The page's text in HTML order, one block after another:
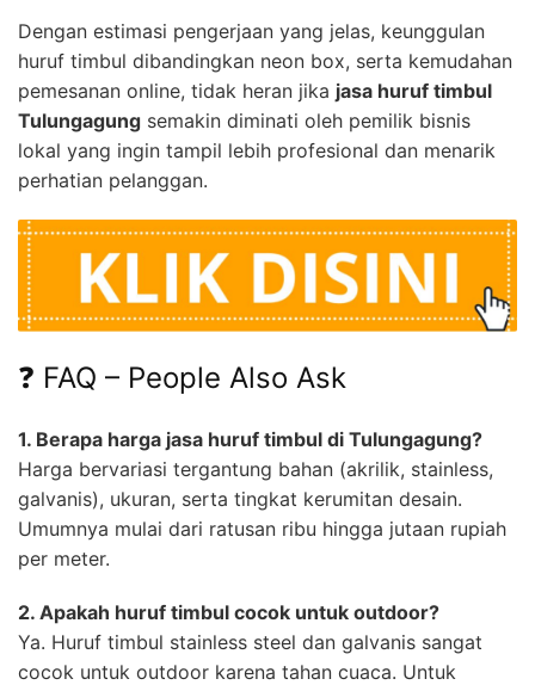
Dengan estimasi pengerjaan yang jelas, keunggulan
huruf timbul dibandingkan neon box, serta kemudahan
pemesanan online, tidak heran jika jasa huruf timbul
Tulungagung semakin diminati oleh pemilik bisnis
lokal yang ingin tampil lebih profesional dan menarik
perhatian pelanggan.
❓ FAQ – People Also Ask
1. Berapa harga jasa huruf timbul di Tulungagung?
Harga bervariasi tergantung bahan (akrilik, stainless,
galvanis), ukuran, serta tingkat kerumitan desain.
Umumnya mulai dari ratusan ribu hingga jutaan rupiah
per meter.
2. Apakah huruf timbul cocok untuk outdoor?
Ya. Huruf timbul stainless steel dan galvanis sangat
cocok untuk outdoor karena tahan cuaca. Untuk